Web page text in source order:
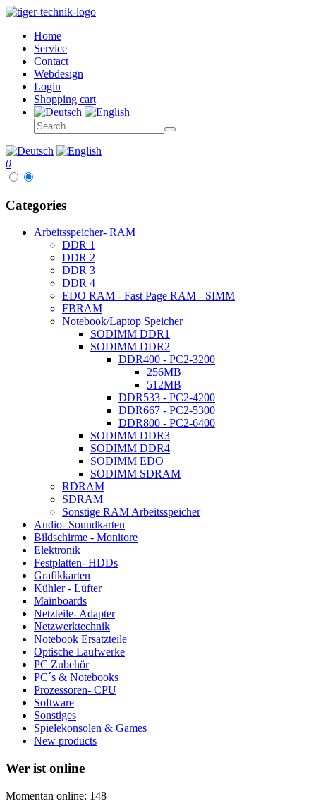
Home
Service
Contact
Webdesign
Login
Shopping cart
0
Categories
Arbeitsspeicher- RAM
DDR 1
DDR 2
DDR 3
DDR 4
EDO RAM - Fast Page RAM - SIMM
FBRAM
Notebook/Laptop Speicher
SODIMM DDR1
SODIMM DDR2
DDR400 - PC2-3200
256MB
512MB
DDR533 - PC2-4200
DDR667 - PC2-5300
DDR800 - PC2-6400
SODIMM DDR3
SODIMM DDR4
SODIMM EDO
SODIMM SDRAM
RDRAM
SDRAM
Sonstige RAM Arbeitsspeicher
Audio- Soundkarten
Bildschirme - Monitore
Elektronik
Festplatten- HDDs
Grafikkarten
Kühler - Lüfter
Mainboards
Netzteile- Adapter
Netzwerktechnik
Notebook Ersatzteile
Optische Laufwerke
PC Zubehör
PC´s & Notebooks
Prozessoren- CPU
Software
Sonstiges
Spielekonsolen & Games
New products
Wer ist online
Momentan online: 148